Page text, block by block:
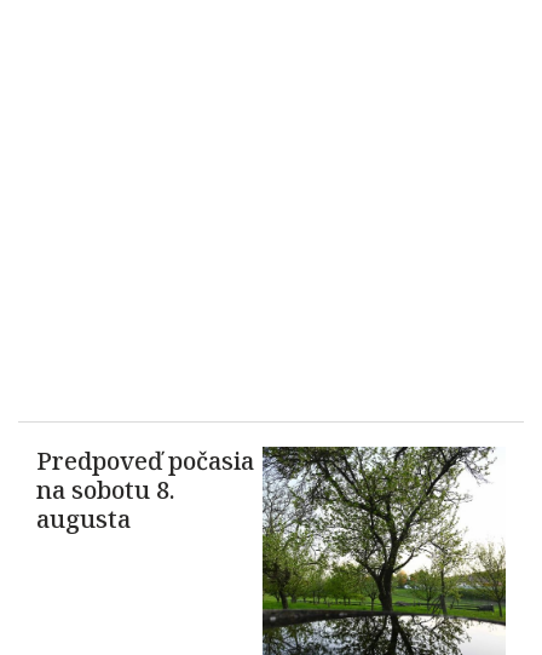
Predpoveď počasia
na sobotu 8.
augusta